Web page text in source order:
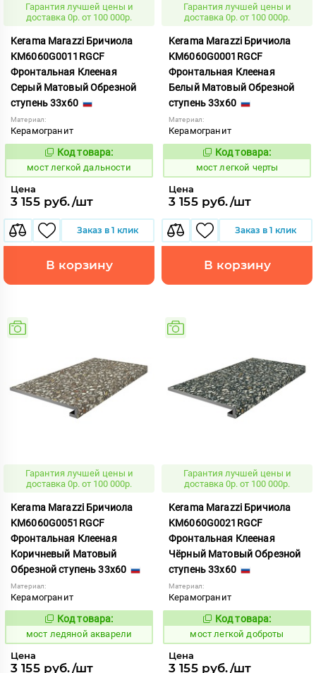
Гарантия лучшей цены и
доставка 0р. от 100 000р.
Kerama Marazzi Бричиола
KM6060G0011RGCF
Фронтальная Клееная
Серый Матовый Обрезной
ступень 33x60
Материал:
Керамогранит
1021246
Код товара:
мост легкой дальности
Цена
3 155 руб./шт
Заказ в 1 клик
В корзину
Гарантия лучшей цены и
доставка 0р. от 100 000р.
Kerama Marazzi Бричиола
KM6060G0001RGCF
Фронтальная Клееная
Белый Матовый Обрезной
ступень 33x60
Материал:
Керамогранит
1021245
Код товара:
мост легкой черты
Цена
3 155 руб./шт
Заказ в 1 клик
В корзину
Гарантия лучшей цены и
доставка 0р. от 100 000р.
Kerama Marazzi Бричиола
KM6060G0051RGCF
Фронтальная Клееная
Коричневый Матовый
Обрезной ступень 33x60
Материал:
Керамогранит
1021250
Код товара:
мост ледяной акварели
Цена
3 155 руб./шт
Гарантия лучшей цены и
доставка 0р. от 100 000р.
Kerama Marazzi Бричиола
KM6060G0021RGCF
Фронтальная Клееная
Чёрный Матовый Обрезной
ступень 33x60
Материал:
Керамогранит
1021247
Код товара:
мост легкой доброты
Цена
3 155 руб./шт